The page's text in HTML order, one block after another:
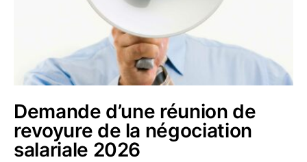
Demande d’une réunion de
revoyure de la négociation
salariale 2026